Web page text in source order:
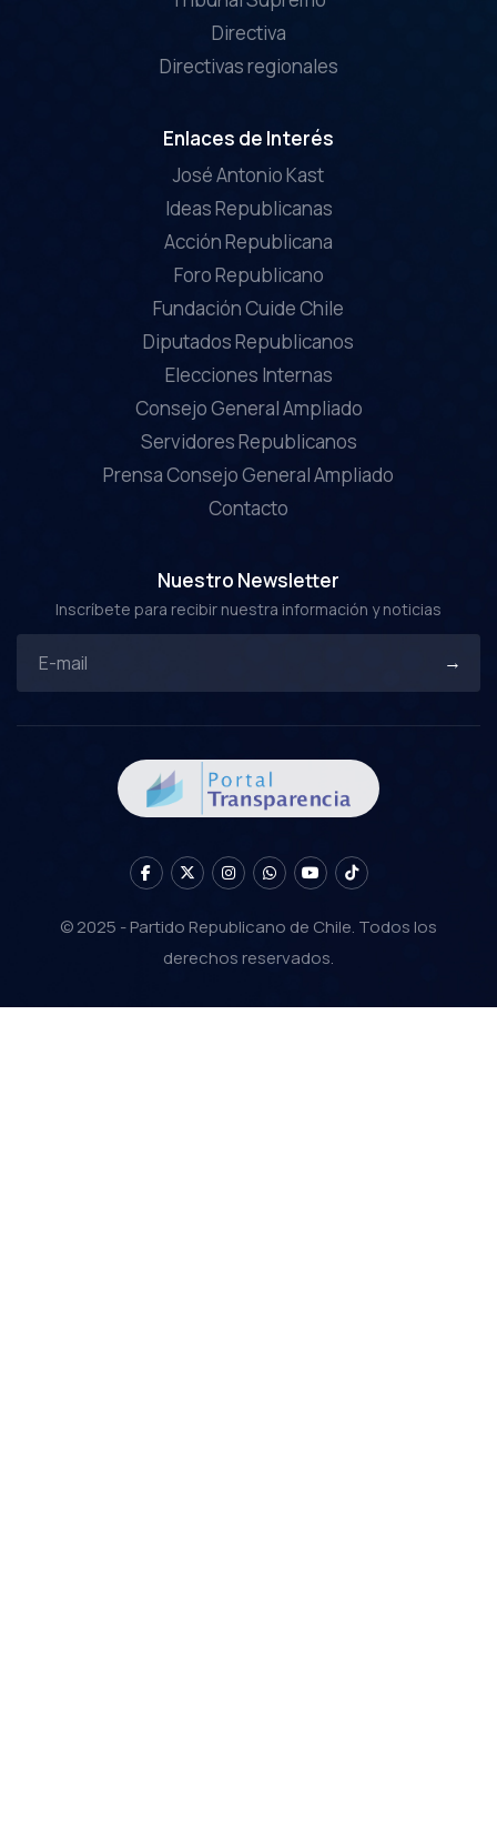
Directiva
Directivas regionales
Enlaces de Interés
José Antonio Kast
Ideas Republicanas
Acción Republicana
Foro Republicano
Fundación Cuide Chile
Diputados Republicanos
Elecciones Internas
Consejo General Ampliado
Servidores Republicanos
Prensa Consejo General Ampliado
Contacto
Nuestro Newsletter
Inscríbete para recibir nuestra información y noticias
© 2025 - Partido Republicano de Chile. Todos los
derechos reservados.